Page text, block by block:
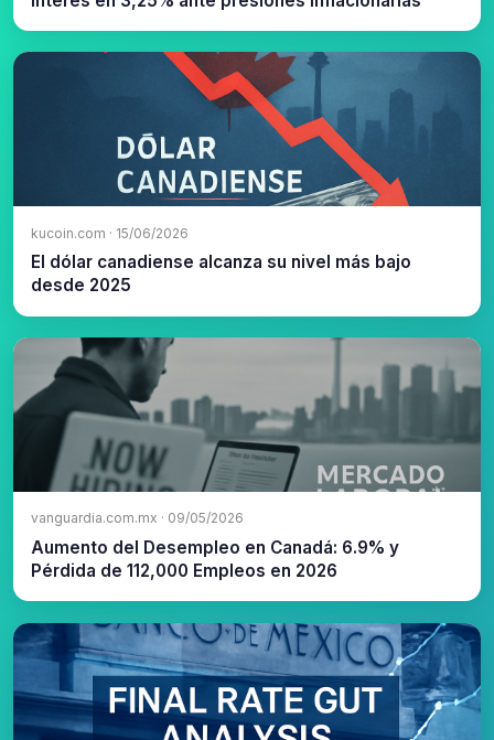
kucoin.com · 15/06/2026
El dólar canadiense alcanza su nivel más bajo
desde 2025
vanguardia.com.mx · 09/05/2026
Aumento del Desempleo en Canadá: 6.9% y
Pérdida de 112,000 Empleos en 2026